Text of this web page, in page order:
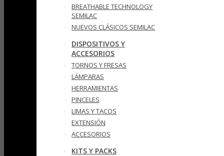
BREATHABLE TECHNOLOGY
SEMILAC
NUEVOS CLÁSICOS SEMILAC
DISPOSITIVOS Y
ACCESORIOS
TORNOS Y FRESAS
LÁMPARAS
HERRAMIENTAS
PINCELES
LIMAS Y TACOS
EXTENSIÓN
ACCESORIOS
KITS Y PACKS